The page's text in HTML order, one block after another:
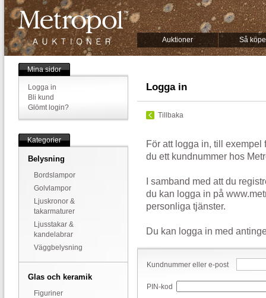
Auktioner Så
Mina sidor
Logga in
Bli kund
Glömt login?
Kategorier
Belysning
Bordslampor
Golvlampor
Ljuskronor &
takarmaturer
Ljusstakar &
kandelabrar
Väggbelysning
Glas och keramik
Figuriner
Logga in
Tillbaka
För att logga in, till exempel
du ett kundnummer hos
I samband med att du
du kan logga in på
personliga tjänster.
Du kan logga in med
Kundnummer eller e-post
PIN-kod